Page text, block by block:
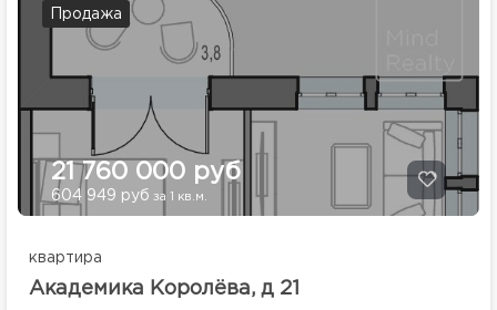
Продажа
21 760 000 руб
604 949 руб за 1 кв.м.
квартира
Академика Королёва, д 21